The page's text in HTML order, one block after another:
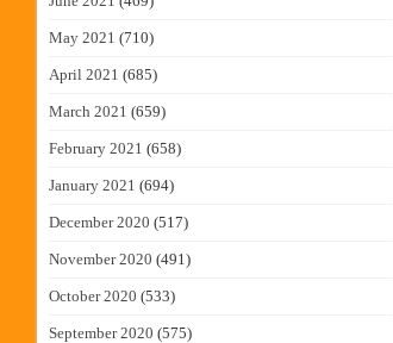
May 2021 (710)
April 2021 (685)
March 2021 (659)
February 2021 (658)
January 2021 (694)
December 2020 (517)
November 2020 (491)
October 2020 (533)
September 2020 (575)